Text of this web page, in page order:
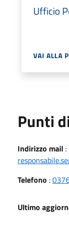
Ufficio
VAI ALLA
Punti
Indirizzo mail :
Telefono :
Ultimo